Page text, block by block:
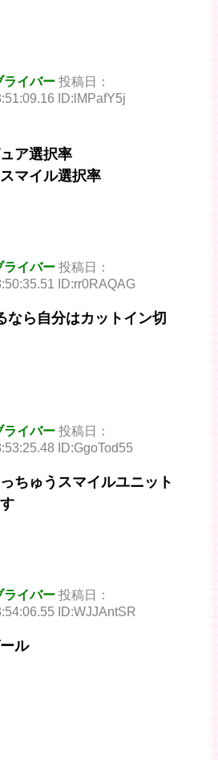
ライバー 投稿日：
ID:lMPafY5j
ア選択率
マイル選択率
ライバー 投稿日：
ID:rr0RAQAG
なら自分はカットイン切
ライバー 投稿日：
ID:GgoTod55
ちゅうスマイルユニット
ライバー 投稿日：
ID:WJJAntSR
ル